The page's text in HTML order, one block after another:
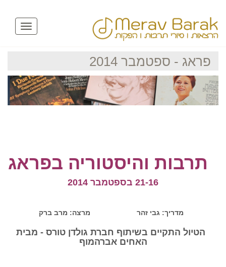
Toggle
פראג - ספטמבר 2014
תרבות והיסטוריה בפראג
21-16 בספטמבר 2014
מדריך: גבי זהר מרצה: מרב ברק
הטיול התקיים בשיתוף חברת גולדן טורס - מבית
האחים אברהמוף